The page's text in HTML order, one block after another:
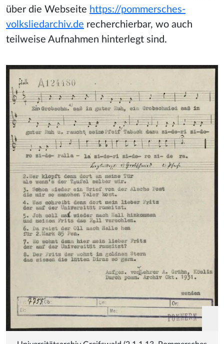
über die Webseite https://pommersches-
volksliedarchiv.de recherchierbar, wo auch
teilweise Aufnahmen hinterlegt sind.